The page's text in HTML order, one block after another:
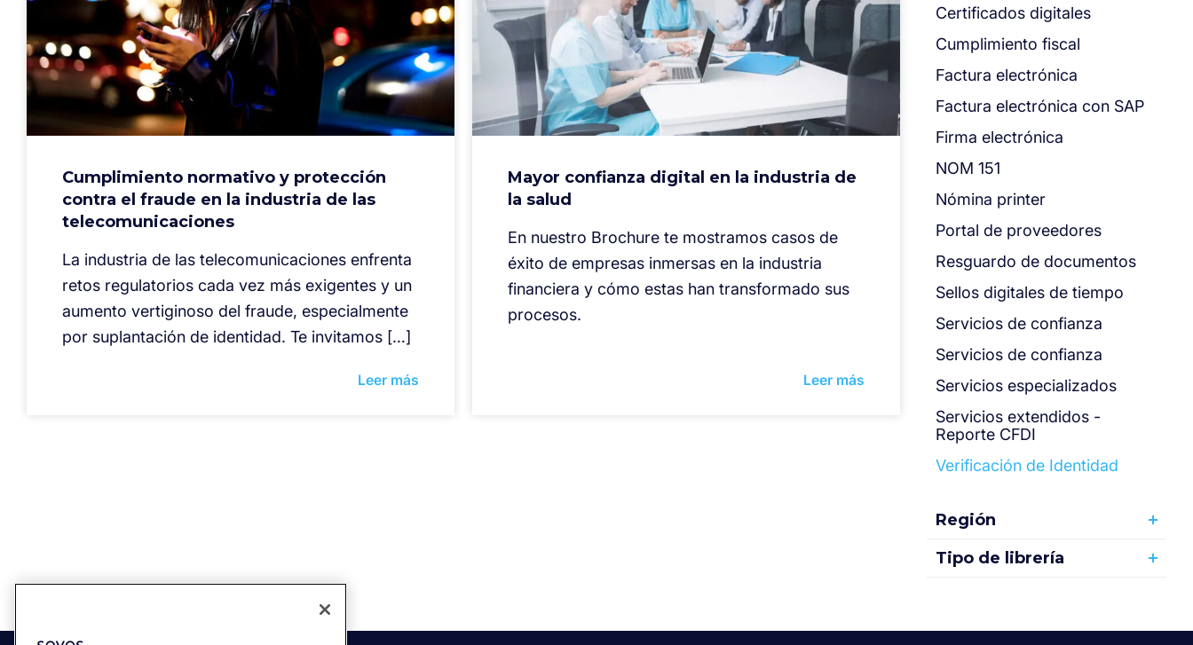
Certificados digitales
Cumplimiento fiscal
Factura electrónica
Factura electrónica con SAP
Firma electrónica
NOM 151
Nómina printer
Portal de proveedores
Resguardo de documentos
Sellos digitales de tiempo
Servicios de confianza
Servicios de confianza
Servicios especializados
Servicios extendidos -
Reporte CFDI
Verificación de Identidad
Región
Tipo de librería
Cumplimiento normativo y protección
contra el fraude en la industria de las
telecomunicaciones
La industria de las telecomunicaciones enfrenta
retos regulatorios cada vez más exigentes y un
aumento vertiginoso del fraude, especialmente
por suplantación de identidad. Te invitamos […]
Leer más
Mayor confianza digital en la industria de
la salud
En nuestro Brochure te mostramos casos de
éxito de empresas inmersas en la industria
financiera y cómo estas han transformado sus
procesos.
Leer más